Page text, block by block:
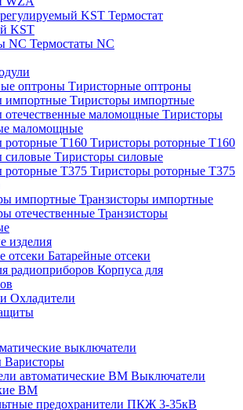
Термостат
KST
Термостаты NC
Тиристорные оптроны
Тиристоры импортные
Тиристоры
маломощные
Тиристоры роторные Т160
Тиристоры силовые
Тиристоры роторные Т375
Транзисторы импортные
Транзисторы
изделия
Батарейные отсеки
Корпуса для
Охладители
выключатели
Варисторы
Выключатели
ВМ